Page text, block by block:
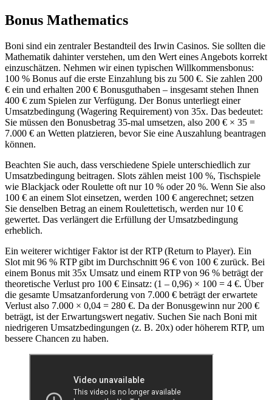
Bonus Mathematics
Boni sind ein zentraler Bestandteil des Irwin Casinos. Sie sollten die
Mathematik dahinter verstehen, um den Wert eines Angebots korrekt
einzuschätzen. Nehmen wir einen typischen Willkommensbonus:
100 % Bonus auf die erste Einzahlung bis zu 500 €. Sie zahlen 200
€ ein und erhalten 200 € Bonusguthaben – insgesamt stehen Ihnen
400 € zum Spielen zur Verfügung. Der Bonus unterliegt einer
Umsatzbedingung (Wagering Requirement) von 35x. Das bedeutet:
Sie müssen den Bonusbetrag 35-mal umsetzen, also 200 € × 35 =
7.000 € an Wetten platzieren, bevor Sie eine Auszahlung beantragen
können.
Beachten Sie auch, dass verschiedene Spiele unterschiedlich zur
Umsatzbedingung beitragen. Slots zählen meist 100 %, Tischspiele
wie Blackjack oder Roulette oft nur 10 % oder 20 %. Wenn Sie also
100 € an einem Slot einsetzen, werden 100 € angerechnet; setzen
Sie denselben Betrag an einem Roulettetisch, werden nur 10 €
gewertet. Das verlängert die Erfüllung der Umsatzbedingung
erheblich.
Ein weiterer wichtiger Faktor ist der RTP (Return to Player). Ein
Slot mit 96 % RTP gibt im Durchschnitt 96 € von 100 € zurück. Bei
einem Bonus mit 35x Umsatz und einem RTP von 96 % beträgt der
theoretische Verlust pro 100 € Einsatz: (1 – 0,96) × 100 = 4 €. Über
die gesamte Umsatzanforderung von 7.000 € beträgt der erwartete
Verlust also 7.000 × 0,04 = 280 €. Da der Bonusgewinn nur 200 €
beträgt, ist der Erwartungswert negativ. Suchen Sie nach Boni mit
niedrigeren Umsatzbedingungen (z. B. 20x) oder höherem RTP, um
bessere Chancen zu haben.